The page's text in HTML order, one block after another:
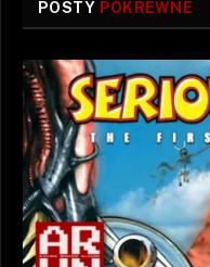
POSTY POKREWNE